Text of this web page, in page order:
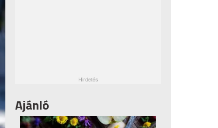
Ajánló